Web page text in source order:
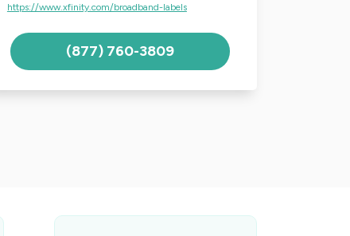
https://www.xfinity.com/broadband-labels
(877) 760-3809